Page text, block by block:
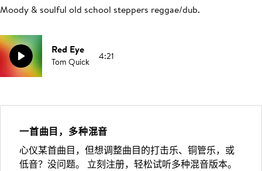
Moody & soulful old school steppers reggae/dub.
Red Eye
Tom Quick 4:21
一首曲目，多种混音
心仪某首曲目，但想调整曲目的打击乐、铜管乐，或
低音？没问题。 立刻注册，轻松试听多种混音版本。